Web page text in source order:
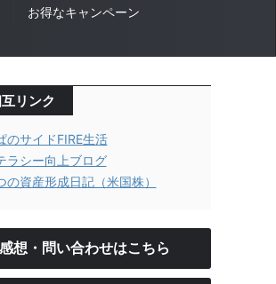
お得なキャンペーン
リンク
のサイドFIRE生活
ラシー向上ブログ
の資産形成日記（米国株）
感想・問い合わせはこちら